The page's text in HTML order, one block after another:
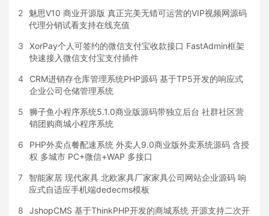
2
魅思V10 商业开源版 真正完美无错可运营的VIP视频网源码
代理分销试看支持在线充值
3
XorPay个人可签约的微信支付宝收款接口 FastAdmin框架
快速接入微信支付宝支付插件
4
CRM进销存仓库管理系统PHP源码 基于TP5开发的响应式
企业公司仓储管理系统
5
狮子鱼小程序系统5.1.0商业版源码带独立后台 社群社区营
销团购商城小程序系统
6
PHP外卖点餐配速系统 外卖人9.0商业版外卖系统源码 含授
权 多城市 PC+微信+WAP 多接口
7
智能家居 现代家具 北欧家具厂家家具公司网站企业源码 响
应式自适应手机端dedecms模板
8
JshopCMS 基于ThinkPHP开发的商城系统 开源支持二次开